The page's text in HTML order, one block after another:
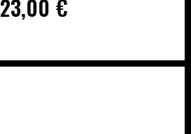
23,00 €